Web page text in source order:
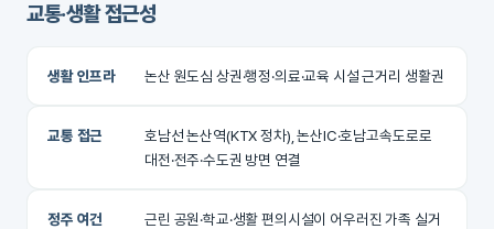
교통·생활 접근성
생활 인프라 논산 원도심 상권·행정·의료·교육 시설 근거리 생활권
교통 접근
호남선 논산역(KTX 정차), 논산IC·호남고속도로로
대전·전주·수도권 방면 연결
정주 여건
근린 공원·학교·생활 편의시설이 어우러진 가족 실거